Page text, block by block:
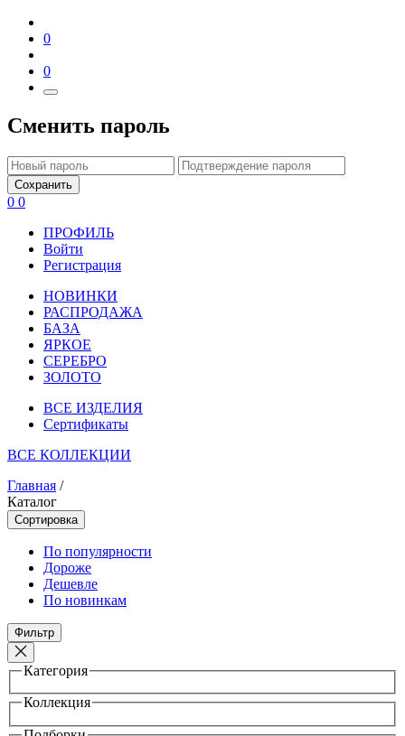
0
0
Сменить пароль
Сохранить
0 0
ПРОФИЛЬ
Войти
Регистрация
НОВИНКИ
РАСПРОДАЖА
БАЗА
ЯРКОЕ
СЕРЕБРО
ЗОЛОТО
ВСЕ ИЗДЕЛИЯ
Сертификаты
ВСЕ КОЛЛЕКЦИИ
Главная /
Каталог
Сортировка
По популярности
Дороже
Дешевле
По новинкам
Фильтр
Категория
Коллекция